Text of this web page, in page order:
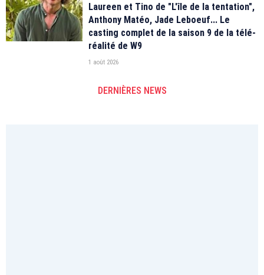
Laureen et Tino de "L'île de la tentation",
Anthony Matéo, Jade Leboeuf... Le
casting complet de la saison 9 de la télé-
réalité de W9
1 août 2026
DERNIÈRES NEWS